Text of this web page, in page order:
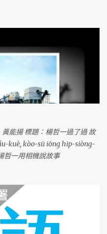
能揚 標題：楊哲一過了過 故
kuè, kòo-sū iōng hip-siòng-
哲一用相機說故事